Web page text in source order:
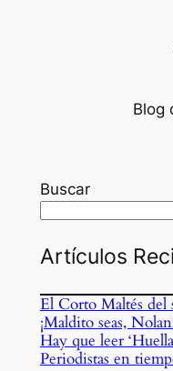
Blog
Buscar
Artículos
El Corto Maltés
¡Maldito seas,
Hay que leer
Periodistas en